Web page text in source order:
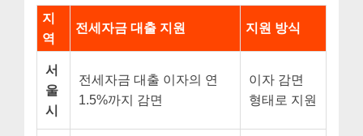
지
역
전세자금 대출 지원 지원 방식
서
울
시
전세자금 대출 이자의 연
1.5%까지 감면
이자 감면
형태로 지원